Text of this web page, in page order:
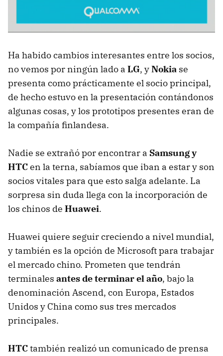
Ha habido cambios interesantes entre los socios,
no vemos por ningún lado a LG, yNokia se
presenta como prácticamente el socio principal,
de hecho estuvo en la presentación contándonos
algunas cosas, y los prototipos presentes eran de
la compañía finlandesa.
Nadie se extrañó por encontrar a Samsung y
HTCen la terna, sabíamos que iban a estar y son
socios vitales para que esto salga adelante. La
sorpresa sin duda llega con la incorporación de
los chinos de Huawei.
Huawei quiere seguir creciendo a nivel mundial,
y también es la opción de Microsoft para trabajar
el mercado chino. Prometen que tendrán
terminales antes de terminar el año, bajo la
denominación Ascend, con Europa, Estados
Unidos y China como sus tres mercados
principales.
HTCtambién realizó un comunicado de prensa